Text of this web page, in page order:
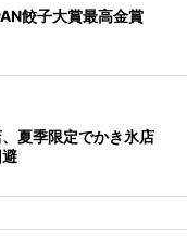
餃子大賞最高金賞
夏季限定でかき氷店